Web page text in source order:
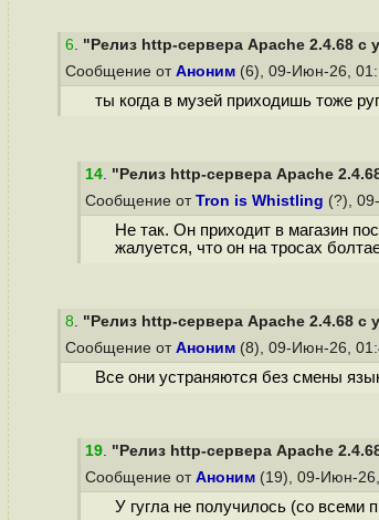
6. "Релиз http-сервера Apache 2.4.68 с
Сообщение от Аноним (6), 09-Июн-26,
ты когда в музей приходишь тоже
14. "Релиз http-сервера Apache
Сообщение от Tron is Whistling (?),
Не так. Он приходит в магазин
жалуется, что он на тросах
8. "Релиз http-сервера Apache 2.4.68 с
Сообщение от Аноним (8), 09-Июн-26,
Все они устраняются без смены
19. "Релиз http-сервера Apache
Сообщение от Аноним (19), 09-Июн-
У гугла не получилось (со